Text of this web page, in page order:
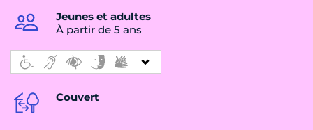
Jeunes et adultes
À partir de 5 ans
Couvert